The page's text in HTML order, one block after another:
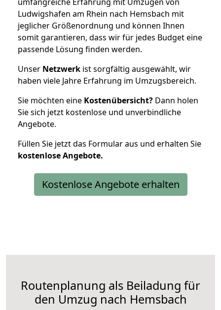
Ludwigshafen am Rhein nach Hemsbach mit
jeglicher Größenordnung und können Ihnen
somit garantieren, dass wir für jedes Budget eine
passende Lösung finden werden.
Unser Netzwerk ist sorgfältig ausgewählt, wir
haben viele Jahre Erfahrung im Umzugsbereich.
Sie möchten eine Kostenübersicht? Dann holen
Sie sich jetzt kostenlose und unverbindliche
Angebote.
Füllen Sie jetzt das Formular aus und erhalten Sie
kostenloseAngebote.
Kostenlose Angebote erhalten
Routenplanung als Beiladung für
den Umzug nach Hemsbach